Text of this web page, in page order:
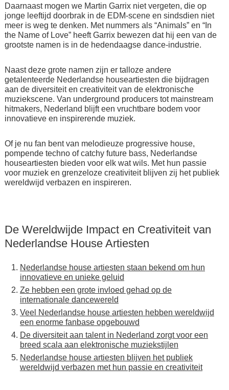
Daarnaast mogen we Martin Garrix niet vergeten, die op
jonge leeftijd doorbrak in de EDM-scene en sindsdien niet
meer is weg te denken. Met nummers als “Animals” en “In
the Name of Love” heeft Garrix bewezen dat hij een van de
grootste namen is in de hedendaagse dance-industrie.
Naast deze grote namen zijn er talloze andere
getalenteerde Nederlandse houseartiesten die bijdragen
aan de diversiteit en creativiteit van de elektronische
muziekscene. Van underground producers tot mainstream
hitmakers, Nederland blijft een vruchtbare bodem voor
innovatieve en inspirerende muziek.
Of je nu fan bent van melodieuze progressive house,
pompende techno of catchy future bass, Nederlandse
houseartiesten bieden voor elk wat wils. Met hun passie
voor muziek en grenzeloze creativiteit blijven zij het publiek
wereldwijd verbazen en inspireren.
De Wereldwijde Impact en Creativiteit van
Nederlandse House Artiesten
Nederlandse house artiesten staan bekend om hun
innovatieve en unieke geluid
Ze hebben een grote invloed gehad op de
internationale dancewereld
Veel Nederlandse house artiesten hebben wereldwijd
een enorme fanbase opgebouwd
De diversiteit aan talent in Nederland zorgt voor een
breed scala aan elektronische muziekstijlen
Nederlandse house artiesten blijven het publiek
wereldwijd verbazen met hun passie en creativiteit